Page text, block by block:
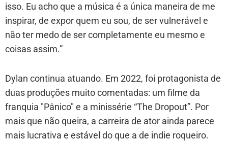
isso. Eu acho que a música é a única maneira de me
inspirar, de expor quem eu sou, de ser vulnerável e
não ter medo de ser completamente eu mesmo e
coisas assim.”
Dylan continua atuando. Em 2022, foi protagonista de
duas produções muito comentadas: um filme da
franquia "Pânico" e a minissérie “The Dropout”. Por
mais que não queira, a carreira de ator ainda parece
mais lucrativa e estável do que a de indie roqueiro.